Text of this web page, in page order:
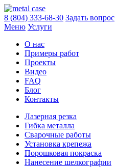
8 (804) 333-68-30 Задать вопрос
Меню Услуги
О нас
Примеры работ
Проекты
Видео
FAQ
Блог
Контакты
Лазерная резка
Гибка металла
Сварочные работы
Установка крепежа
Порошковая покраска
Нанесение шелкографии